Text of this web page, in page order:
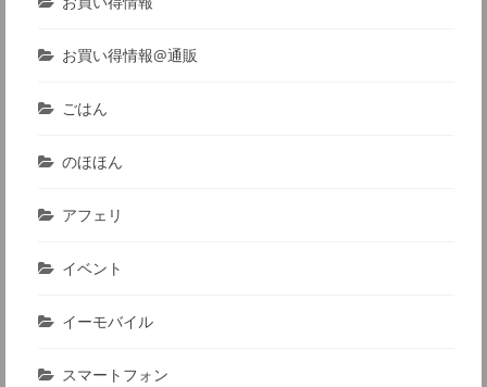
お買い得情報@通販
ごはん
のほほん
アフェリ
イベント
イーモバイル
スマートフォン